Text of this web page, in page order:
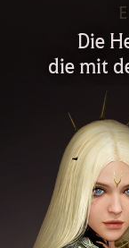
Die
die mit